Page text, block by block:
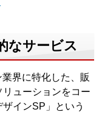
なサービス
界に特化した、販
ューションをコー
インSP」という